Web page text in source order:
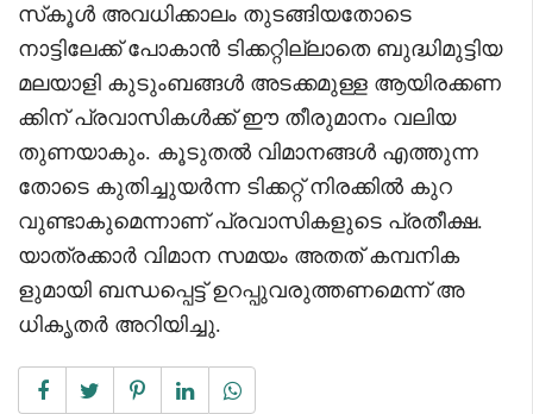
സ്‌കൂൾ അവധിക്കാലം തുടങ്ങിയതോടെ
നാട്ടിലേക്ക് പോകാൻ ടിക്കറ്റില്ലാതെ ബുദ്ധിമുട്ടിയ
മലയാളി കുടുംബങ്ങൾ അടക്കമുള്ള ആയിരക്കണ
ക്കിന് പ്രവാസികൾക്ക് ഈ തീരുമാനം വലിയ
തുണയാകും. കൂടുതൽ വിമാനങ്ങൾ എത്തുന്ന
തോടെ കുതിച്ചുയർന്ന ടിക്കറ്റ് നിരക്കിൽ കുറ
വുണ്ടാകുമെന്നാണ് പ്രവാസികളുടെ പ്രതീക്ഷ.
യാത്രക്കാർ വിമാന സമയം അതത് കമ്പനിക
ളുമായി ബന്ധപ്പെട്ട് ഉറപ്പുവരുത്തണമെന്ന് അ
ധികൃതർ അറിയിച്ചു.